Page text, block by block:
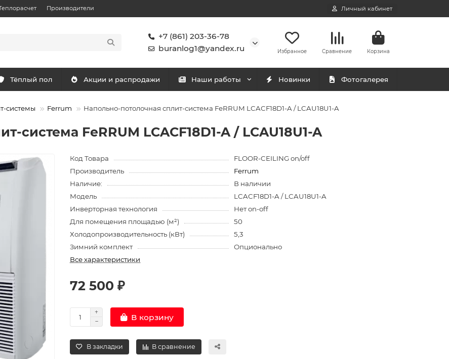
Производители Личный кабинет
+7 (861) 203-36-78
buranlog1@yandex.ru
Избранное Сравнение Корзина
Тёплый пол Акции и распродажи Наши работы Новинки Фотогалерея
системы Ferrum Напольно-потолочная сплит-система FeRRUM LCACF18D1-A / LCAU18U1-A
система FeRRUM LCACF18D1-A / LCAU18U1-A
Код Товара
FLOOR-CEILING on/off
Производитель
Ferrum
Наличие:
В наличии
Модель
LCACF18D1-A / LCAU18U1-A
Инверторная технология
Нет on-off
Для помещения площадью (м²)
50
Холодопроизводительность (кВт)
5,3
Зимний комплект
Опционально
Все характеристики
72 500 ₽
В корзину
В закладки В сравнение